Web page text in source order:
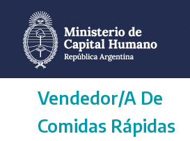
Vendedor/a De
Comidas Rápidas